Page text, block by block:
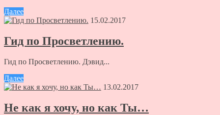
Далее
15.02.2017
Гид по Просветлению.
Гид по Просветлению. Дэвид...
Далее
13.02.2017
Не как я хочу, но как Ты…